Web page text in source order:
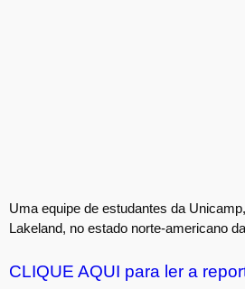
Uma equipe de estudantes da
Lakeland, no estado norte-americano
CLIQUE AQUI para ler a